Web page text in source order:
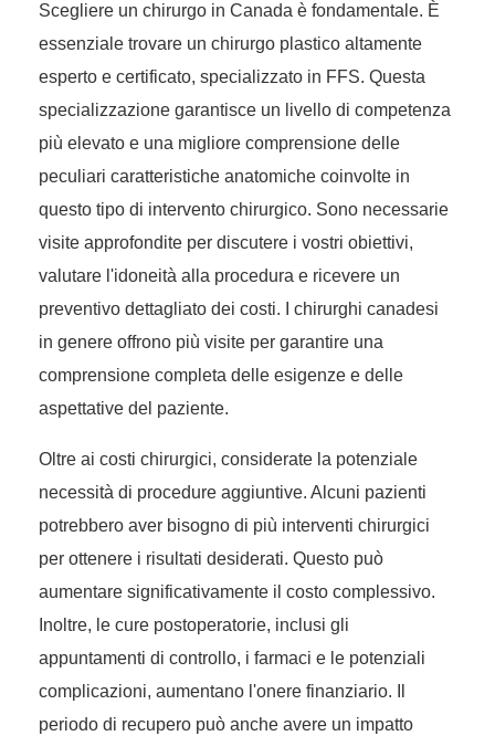
Scegliere un chirurgo in Canada è fondamentale. È
essenziale trovare un chirurgo plastico altamente
esperto e certificato, specializzato in FFS. Questa
specializzazione garantisce un livello di competenza
più elevato e una migliore comprensione delle
peculiari caratteristiche anatomiche coinvolte in
questo tipo di intervento chirurgico. Sono necessarie
visite approfondite per discutere i vostri obiettivi,
valutare l'idoneità alla procedura e ricevere un
preventivo dettagliato dei costi. I chirurghi canadesi
in genere offrono più visite per garantire una
comprensione completa delle esigenze e delle
aspettative del paziente.
Oltre ai costi chirurgici, considerate la potenziale
necessità di procedure aggiuntive. Alcuni pazienti
potrebbero aver bisogno di più interventi chirurgici
per ottenere i risultati desiderati. Questo può
aumentare significativamente il costo complessivo.
Inoltre, le cure postoperatorie, inclusi gli
appuntamenti di controllo, i farmaci e le potenziali
complicazioni, aumentano l'onere finanziario. Il
periodo di recupero può anche avere un impatto